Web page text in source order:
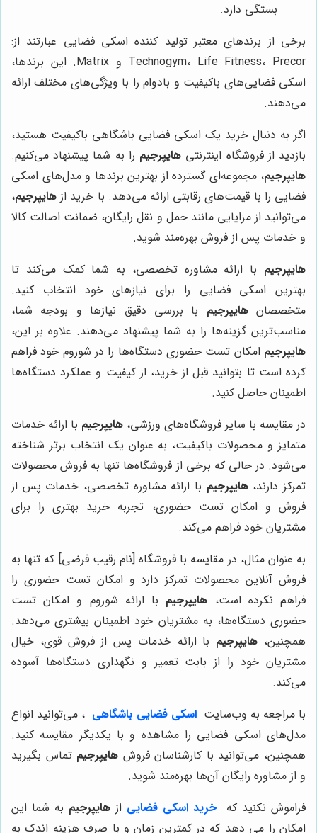
بستگی دارد.
برخی از برندهای معتبر تولید کننده اسکی فضایی عبارتند از:
Technogym، Life Fitness، Precor و Matrix. این برندها،
اسکی فضایی‌های باکیفیت و بادوام را با ویژگی‌های مختلف ارائه
می‌دهند.
اگر به دنبال خرید یک اسکی فضایی باشگاهی باکیفیت هستید،
بازدید از فروشگاه اینترنتی هایپرجیم را به شما پیشنهاد می‌کنیم.
هایپرجیم، مجموعه‌ای گسترده از بهترین برندها و مدل‌های اسکی
فضایی را با قیمت‌های رقابتی ارائه می‌دهد. با خرید از هایپرجیم،
می‌توانید از مزایایی مانند حمل و نقل رایگان، ضمانت اصالت کالا
و خدمات پس از فروش بهره‌مند شوید.
هایپرجیم با ارائه مشاوره تخصصی، به شما کمک می‌کند تا
بهترین اسکی فضایی را برای نیازهای خود انتخاب کنید.
متخصصانهایپرجیم با بررسی دقیق نیازها و بودجه شما،
مناسب‌ترین گزینه‌ها را به شما پیشنهاد می‌دهند. علاوه بر این،
هایپرجیم امکان تست حضوری دستگاه‌ها را در شوروم خود فراهم
کرده است تا بتوانید قبل از خرید، از کیفیت و عملکرد دستگاه‌ها
اطمینان حاصل کنید.
در مقایسه با سایر فروشگاه‌های ورزشی، هایپرجیم با ارائه خدمات
متمایز و محصولات باکیفیت، به عنوان یک انتخاب برتر شناخته
می‌شود. در حالی که برخی از فروشگاه‌ها تنها به فروش محصولات
تمرکز دارند،هایپرجیم با ارائه مشاوره تخصصی، خدمات پس از
فروش و امکان تست حضوری، تجربه خرید بهتری را برای
مشتریان خود فراهم می‌کند.
به عنوان مثال، در مقایسه با فروشگاه [نام رقیب فرضی] که تنها به
فروش آنلاین محصولات تمرکز دارد و امکان تست حضوری را
فراهم نکرده است، هایپرجیم با ارائه شوروم و امکان تست
حضوری دستگاه‌ها، به مشتریان خود اطمینان بیشتری می‌دهد.
همچنین، هایپرجیم با ارائه خدمات پس از فروش قوی، خیال
مشتریان خود را از بابت تعمیر و نگهداری دستگاه‌ها آسوده
می‌کند.
با مراجعه به وب‌سایت اسکی فضایی باشگاهی ، می‌توانید انواع
مدل‌های اسکی فضایی را مشاهده و با یکدیگر مقایسه کنید.
همچنین، می‌توانید با کارشناسان فروش هایپرجیم تماس بگیرید
و از مشاوره رایگان آن‌ها بهره‌مند شوید.
فراموش نکنید که خرید اسکی فضایی از هایپرجیم به شما این
امکان را می دهد که در کمترین زمان و با صرف هزینه اندک به